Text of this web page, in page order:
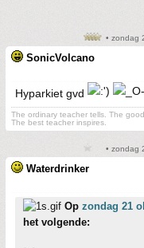
• zondag
SonicVolcano
Hyparkiet gvd
The ordinary teacher tells. The
The best teacher inspires.
• zondag
Waterdrinker
Op zondag 21
het volgende: